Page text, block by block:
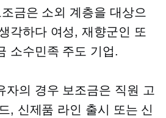
금은 소외 계층을 대상으
각하다여성, 재향군인 또
소수민족 주도 기업.
자의 경우 보조금은 직원 고
, 신제품 라인 출시 또는 신